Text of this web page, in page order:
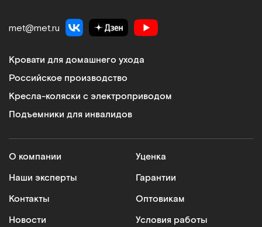
met@met.ru
Кровати для домашнего ухода
Российское производство
Кресла-коляски с электроприводом
Подъемники для инвалидов
О компании
Наши эксперты
Контакты
Новости
Уценка
Гарантии
Оптовикам
Условия работы